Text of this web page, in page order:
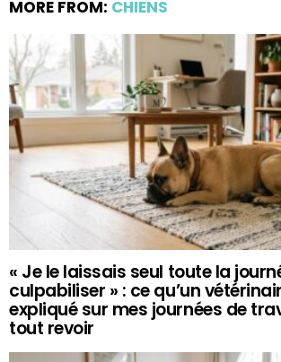
MORE FROM: CHIENS
« Je le laissais seul toute la
culpabiliser » : ce qu’un
expliqué sur mes journées de
tout revoir